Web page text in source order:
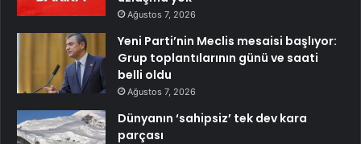
Ağustos 7, 2026
Yeni Parti’nin Meclis mesaisi başlıyor:
Grup toplantılarının günü ve saati
belli oldu
Ağustos 7, 2026
Dünyanın ‘sahipsiz’ tek dev kara
parçası